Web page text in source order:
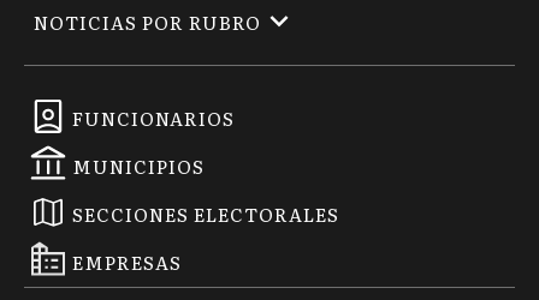
FUNCIONARIOS
MUNICIPIOS
SECCIONES ELECTORALES
EMPRESAS
NOTICIAS POR RUBRO